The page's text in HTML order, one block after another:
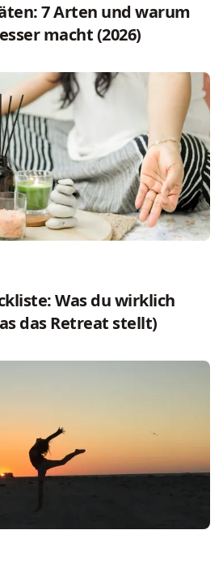
7 Arten und warum
macht (2026)
Was du wirklich brauchst (und
Was du wirklich
das Retreat stellt)
Was das Setting verändert,